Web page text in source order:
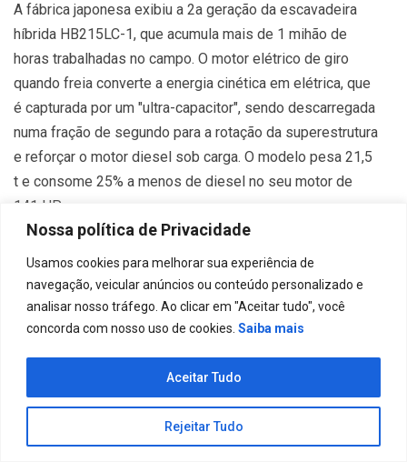
Nossa política de Privacidade
Usamos cookies para melhorar sua experiência de
navegação, veicular anúncios ou conteúdo personalizado e
analisar nosso tráfego. Ao clicar em "Aceitar tudo", você
concorda com nosso uso de cookies. Saiba mais
Rejeitar Tudo
Aceitar Tudo
A fábrica japonesa exibiu a 2a geração da escavadeira
híbrida HB215LC-1, que acumula mais de 1 mihão de
horas trabalhadas no campo. O motor elétrico de giro
quando freia converte a energia cinética em elétrica, que
é capturada por um "ultra-capacitor", sendo descarregada
numa fração de segundo para a rotação da superestrutura
e reforçar o motor diesel sob carga. O modelo pesa 21,5
t e consome 25% a menos de diesel no seu motor de
141 HP.
A Komatsu lançou uma linha de escavadeiras hidráulicas
com motor Tier 4 – PC240LC-10, de 25 t, 177 HP;
PC360LC-10, de 36 t, 257 HP; PC490LC-10, de 49 t, 359
HP – todas equipadas com Komtrax de monitoramento
remoto por satélite, sistema hidráulico com componentes
de fabricação própria , e 5 modos de operação a escolha
Wirtgen traz a linha Kleeman de britagem móve
Sistema paralelo à superfície e bicos que captam os